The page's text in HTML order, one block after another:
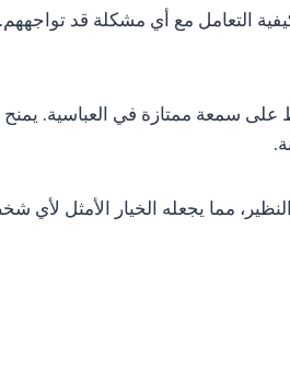
التعامل مع أي مشكلة قد
سمعة ممتازة في العباسية. يمنح
مما يجعله الخيار الأمثل